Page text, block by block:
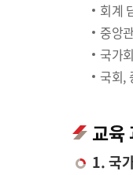
회계
중앙
국가
국회,
교육
1. 국